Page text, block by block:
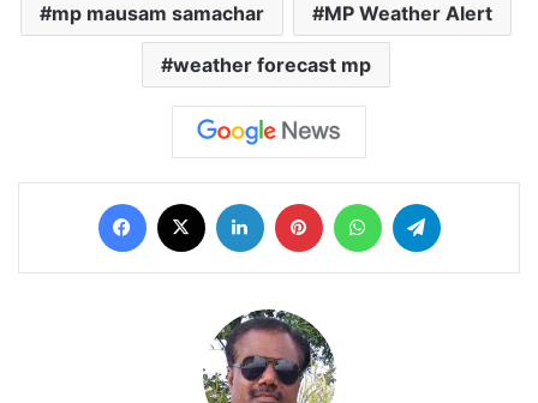
mp mausam samachar MP Weather Alert
weather forecast mp
Facebook LinkedIn PinterestWhatsApp